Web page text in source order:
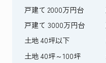
戸建て 2000万円台
戸建て 3000万円台
土地 40坪以下
土地 40坪～100坪